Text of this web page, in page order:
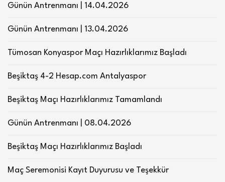
Günün Antrenmanı | 14.04.2026
Günün Antrenmanı | 13.04.2026
Tümosan Konyaspor Maçı Hazırlıklarımız Başladı
Beşiktaş 4-2 Hesap.com Antalyaspor
Beşiktaş Maçı Hazırlıklarımız Tamamlandı
Günün Antrenmanı | 08.04.2026
Beşiktaş Maçı Hazırlıklarımız Başladı
Maç Seremonisi Kayıt Duyurusu ve Teşekkür